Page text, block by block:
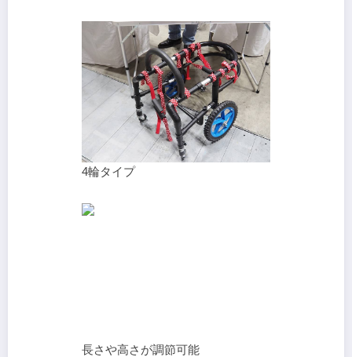
4輪タイプ
長さや高さが調節可能